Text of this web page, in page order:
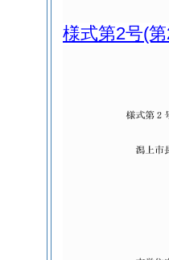
様式第2号(